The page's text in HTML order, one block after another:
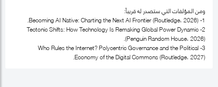
ومن المؤلفات التي ستصدر له قريباً:
1- Becoming AI Native: Charting the Next AI Frontier (Routledge، 2026).
2- Tectonic Shifts: How Technology Is Remaking Global Power Dynamic
(Penguin Random House، 2026).
3- Who Rules the Internet? Polycentric Governance and the Political
Economy of the Digital Commons (Routledge، 2027).